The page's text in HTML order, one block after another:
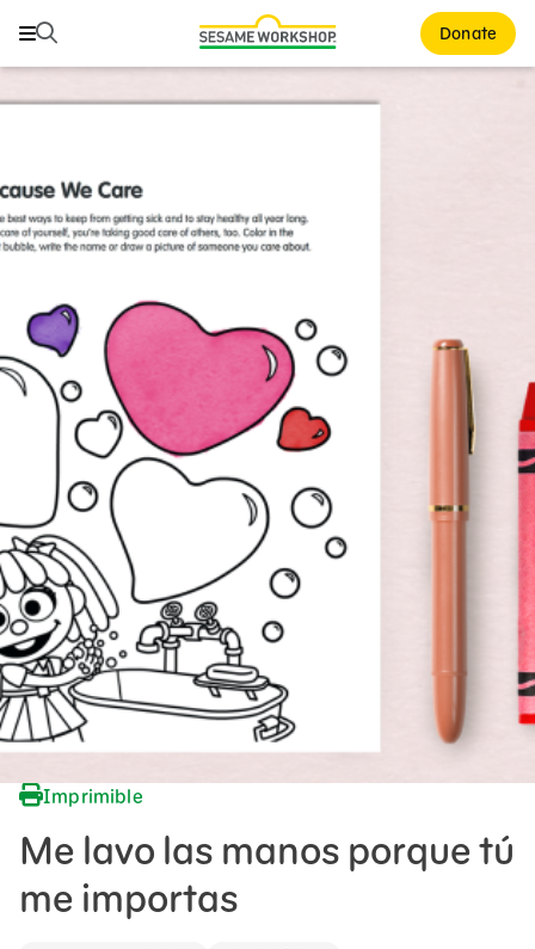
Buscar Donate
Buscar
Healthy Minds and Bodies
Tough Topics
Games and Storybooks
Our Work
About Us
Support Us
Imprimible
Me lavo las manos porque tú
me importas